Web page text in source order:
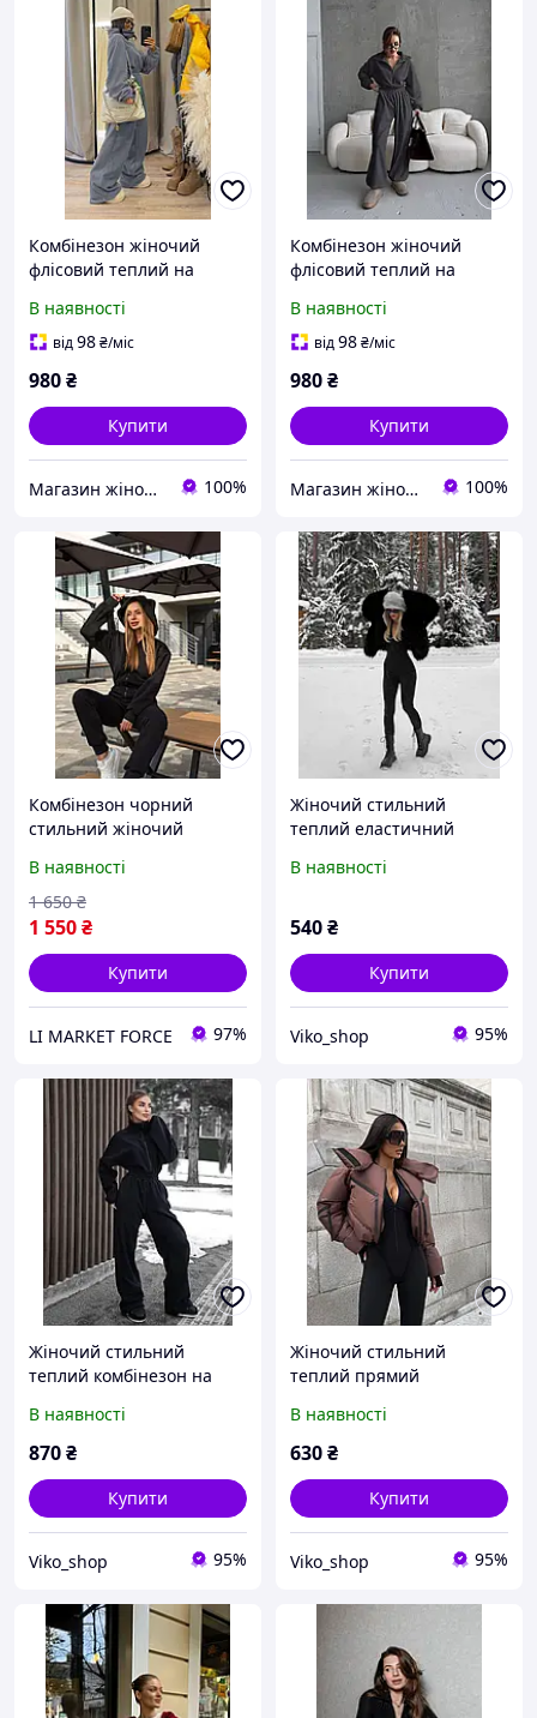
Комбінезон жіночий
флісовий теплий на
В наявності
від98₴/міс
980₴
Купити
Магазин жіночого одягу Aura 100%
Комбінезон жіночий
флісовий теплий на
В наявності
від98₴/міс
980₴
Купити
Магазин жіночого одягу Aura 100%
Комбінезон чорний
стильний жіночий
теплий комбінезон
чорний
В наявності
1 550₴
1 650 ₴
Купити
LI MARKET FORCE 97%
Жіночий стильний
теплий еластичний
прорізами для пальчиків
В наявності
540₴
Купити
Viko_shop 95%
Жіночий стильний
теплий комбінезон на
фліс SM ; ML
В наявності
870₴
Купити
Viko_shop 95%
Жіночий стильний
теплий прямий
корсету матовий біфлекс
термо SM / ML
В наявності
630₴
Купити
Viko_shop 95%